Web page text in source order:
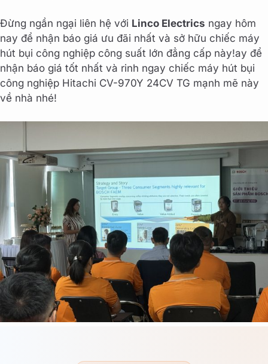
Đừng ngần ngại liên hệ với Linco Electrics ngay hôm
nay để nhận báo giá ưu đãi nhất và sở hữu chiếc máy
hút bụi công nghiệp công suất lớn đẳng cấp này!ay để
nhận báo giá tốt nhất và rinh ngay chiếc máy hút bụi
công nghiệp Hitachi CV-970Y 24CV TG mạnh mẽ này
về nhà nhé!